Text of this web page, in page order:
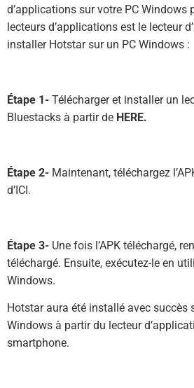
d’applications sur votre PC Windows
lecteurs d’applications est le lecteur
installer Hotstar sur un PC Windows :
Étape 1- Télécharger et installer un
Bluestacks à partir de HERE.
Étape 2- Maintenant, téléchargez
d’ICI.
Étape 3- Une fois l’APK téléchargé,
téléchargé. Ensuite, exécutez-le en
Windows.
Hotstar aura été installé avec succès
Windows à partir du lecteur
smartphone.